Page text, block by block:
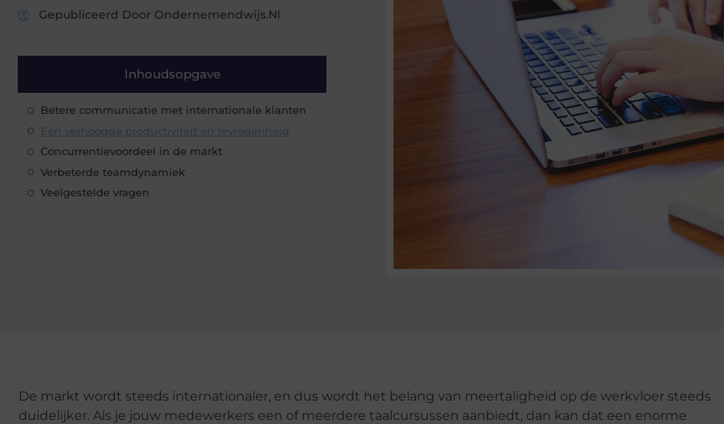
Gepubliceerd Door Ondernemendwijs.nl
Inhoudsopgave
Betere communicatie met internationale klanten
Een verhoogde productiviteit en tevredenheid
Concurrentievoordeel in de markt
Verbeterde teamdynamiek
Veelgestelde vragen
De markt wordt steeds internationaler, en dus wordt het belang van meertaligheid op de werkvloer steeds
duidelijker. Als je jouw medewerkers een of meerdere taalcursussen aanbiedt, dan kan dat een enorme